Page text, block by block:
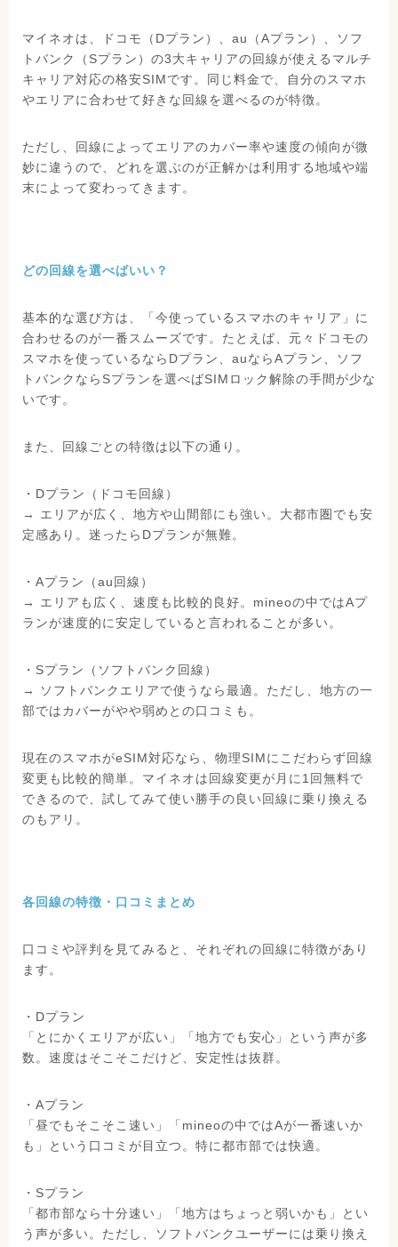
マイネオは、ドコモ（Dプラン）、au（Aプラン）、ソフ
トバンク（Sプラン）の3大キャリアの回線が使えるマルチ
キャリア対応の格安SIMです。同じ料金で、自分のスマホ
やエリアに合わせて好きな回線を選べるのが特徴。
ただし、回線によってエリアのカバー率や速度の傾向が微
妙に違うので、どれを選ぶのが正解かは利用する地域や端
末によって変わってきます。
どの回線を選べばいい？
基本的な選び方は、「今使っているスマホのキャリア」に
合わせるのが一番スムーズです。たとえば、元々ドコモの
スマホを使っているならDプラン、auならAプラン、ソフ
トバンクならSプランを選べばSIMロック解除の手間が少な
いです。
また、回線ごとの特徴は以下の通り。
・Dプラン（ドコモ回線）
→ エリアが広く、地方や山間部にも強い。大都市圏でも安
定感あり。迷ったらDプランが無難。
・Aプラン（au回線）
→ エリアも広く、速度も比較的良好。mineoの中ではAプ
ランが速度的に安定していると言われることが多い。
・Sプラン（ソフトバンク回線）
→ ソフトバンクエリアで使うなら最適。ただし、地方の一
部ではカバーがやや弱めとの口コミも。
現在のスマホがeSIM対応なら、物理SIMにこだわらず回線
変更も比較的簡単。マイネオは回線変更が月に1回無料で
できるので、試してみて使い勝手の良い回線に乗り換える
のもアリ。
各回線の特徴・口コミまとめ
口コミや評判を見てみると、それぞれの回線に特徴があり
ます。
・Dプラン
「とにかくエリアが広い」「地方でも安心」という声が多
数。速度はそこそこだけど、安定性は抜群。
・Aプラン
「昼でもそこそこ速い」「mineoの中ではAが一番速いか
も」という口コミが目立つ。特に都市部では快適。
・Sプラン
「都市部なら十分速い」「地方はちょっと弱いかも」とい
う声が多い。ただし、ソフトバンクユーザーには乗り換え